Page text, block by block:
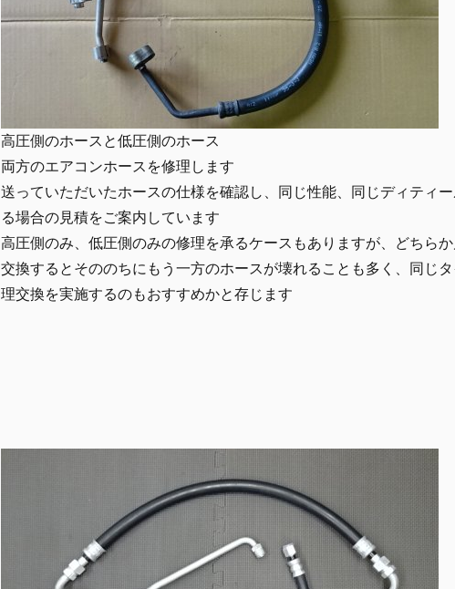
高圧側のホースと低圧側のホース
両方のエアコンホースを修理します
送っていただいたホースの仕様を確認し、同じ性能、同じディティ
る場合の見積をご案内しています
高圧側のみ、低圧側のみの修理を承るケースもありますが、どちら
交換するとそののちにもう一方のホースが壊れることも多く、同じ
理交換を実施するのもおすすめかと存じます